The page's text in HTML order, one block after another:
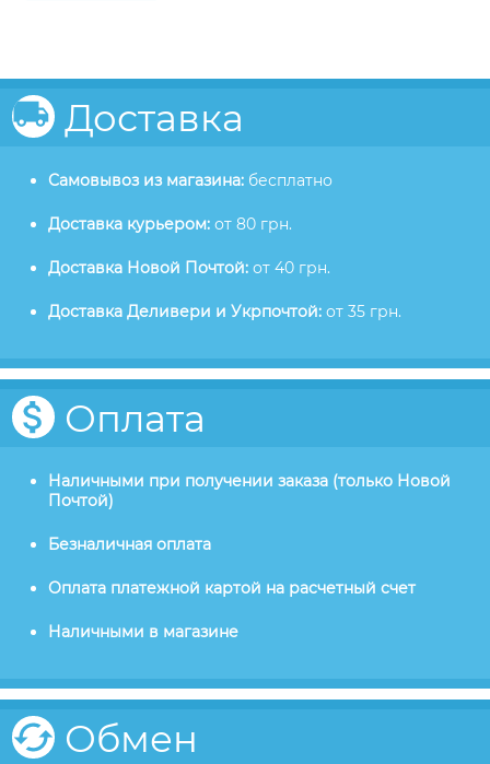
Доставка
Самовывоз из магазина: бесплатно
Доставка курьером: от 80 грн.
Доставка Новой Почтой: от 40 грн.
Доставка Деливери и Укрпочтой: от 35 грн.
Оплата
Наличными при получении заказа (только Новой
Почтой)
Безналичная оплата
Оплата платежной картой на расчетный счет
Наличными в магазине
Обмен